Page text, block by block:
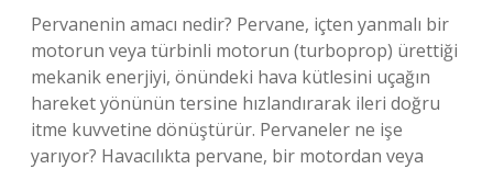
Pervanenin amacı nedir? Pervane, içten yanmalı bir
motorun veya türbinli motorun (turboprop) ürettiği
mekanik enerjiyi, önündeki hava kütlesini uçağın
hareket yönünün tersine hızlandırarak ileri doğru
itme kuvvetine dönüştürür. Pervaneler ne işe
yarıyor? Havacılıkta pervane, bir motordan veya